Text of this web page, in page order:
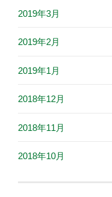
2019年3月
2019年2月
2019年1月
2018年12月
2018年11月
2018年10月